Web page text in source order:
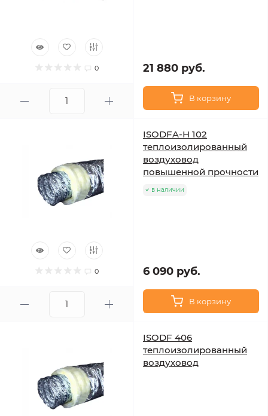
0 21 880 руб.
В корзину
0
ISODFA-H 102
теплоизолированный
воздуховод
повышенной прочности
в наличии
6 090 руб.
В корзину
ISODF 406
теплоизолированный
воздуховод